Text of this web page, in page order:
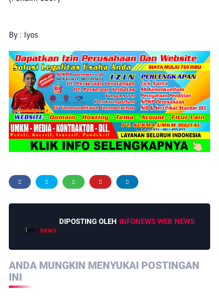
By : Iyos
DIPOSTING OLEH INFONEWS WEB NEWS
ANDA MUNGKIN MENYUKAI POSTINGAN
INI